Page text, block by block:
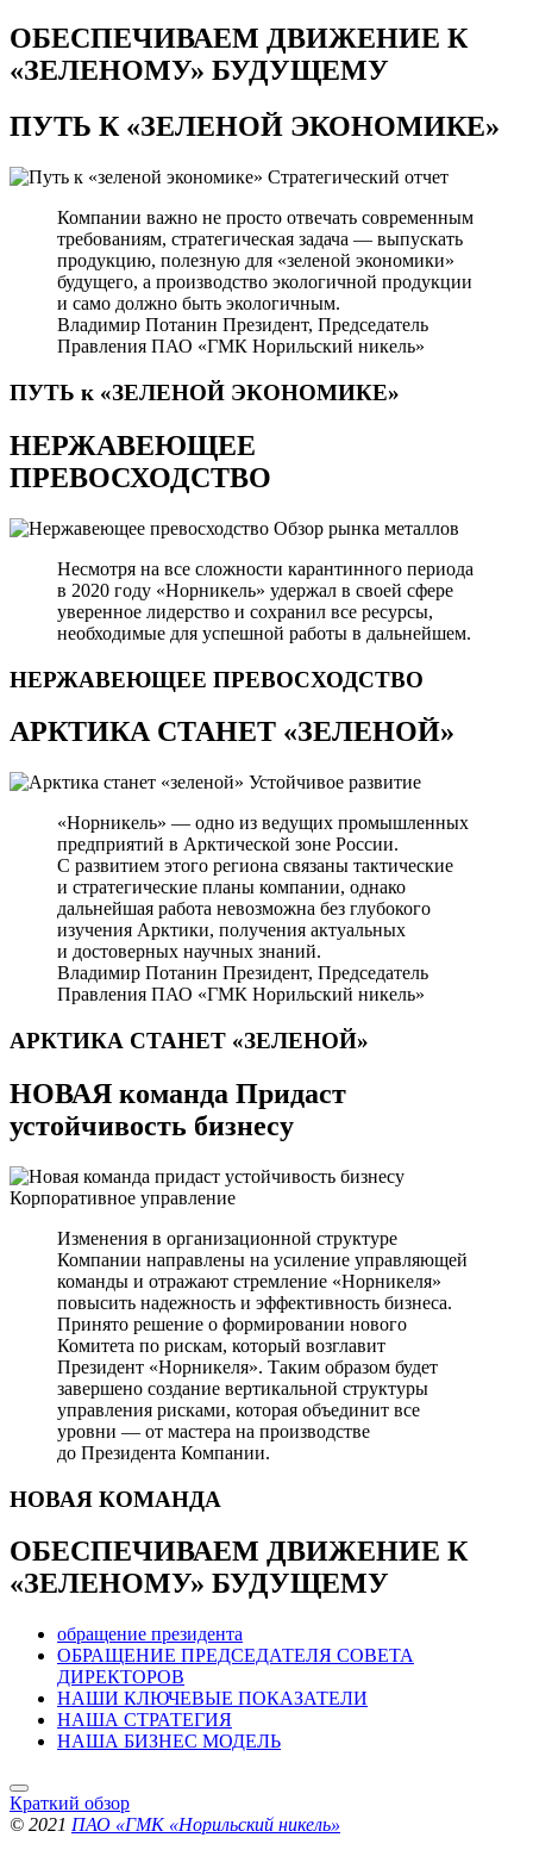
ОБЕСПЕЧИВАЕМ ДВИЖЕНИЕ К
«ЗЕЛЕНОМУ» БУДУЩЕМУ
ПУТЬ К«ЗЕЛЕНОЙ ЭКОНОМИКЕ»
Стратегический отчет
Компании важно не просто отвечать современным
требованиям, стратегическая задача — выпускать
продукцию, полезную для «зеленой экономики»
будущего, а производство экологичной продукции
и само должно быть экологичным.
Владимир Потанин Президент, Председатель
Правления ПАО «ГМК Норильский никель»
ПУТЬ к «ЗЕЛЕНОЙ ЭКОНОМИКЕ»
НЕРЖАВЕЮЩЕЕ
ПРЕВОСХОДСТВО
Обзор рынка металлов
Несмотря на все сложности карантинного периода
в 2020 году «Норникель» удержал в своей сфере
уверенное лидерство и сохранил все ресурсы,
необходимые для успешной работы в дальнейшем.
НЕРЖАВЕЮЩЕЕ ПРЕВОСХОДСТВО
АРКТИКА СТАНЕТ «ЗЕЛЕНОЙ»
Устойчивое развитие
«Норникель» — одно из ведущих промышленных
предприятий в Арктической зоне России.
С развитием этого региона связаны тактические
и стратегические планы компании, однако
дальнейшая работа невозможна без глубокого
изучения Арктики, получения актуальных
и достоверных научных знаний.
Владимир Потанин Президент, Председатель
Правления ПАО «ГМК Норильский никель»
АРКТИКА СТАНЕТ «ЗЕЛЕНОЙ»
НОВАЯ команда Придаст
устойчивость бизнесу
Корпоративное управление
Изменения в организационной структуре
Компании направлены на усиление управляющей
команды и отражают стремление «Норникеля»
повысить надежность и эффективность бизнеса.
Принято решение о формировании нового
Комитета по рискам, который возглавит
Президент «Норникеля». Таким образом будет
завершено создание вертикальной структуры
управления рисками, которая объединит все
уровни — от мастера на производстве
до Президента Компании.
НОВАЯ КОМАНДА
ОБЕСПЕЧИВАЕМ ДВИЖЕНИЕ К
«ЗЕЛЕНОМУ» БУДУЩЕМУ
обращение президента
ОБРАЩЕНИЕ ПРЕДСЕДАТЕЛЯ СОВЕТА
ДИРЕКТОРОВ
НАШИ КЛЮЧЕВЫЕ ПОКАЗАТЕЛИ
НАША СТРАТЕГИЯ
НАША БИЗНЕС МОДЕЛЬ
Краткий обзор
© 2021 ПАО «ГМК «Норильский никель»